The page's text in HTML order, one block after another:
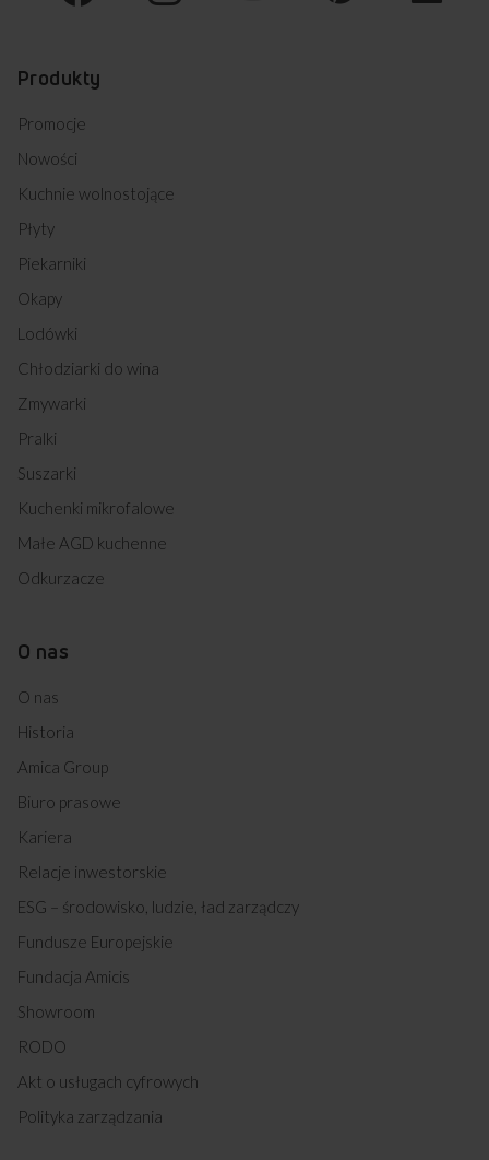
Produkty
Promocje
Nowości
Kuchnie wolnostojące
Płyty
Piekarniki
Okapy
Lodówki
Chłodziarki do wina
Zmywarki
Pralki
Suszarki
Kuchenki mikrofalowe
Małe AGD kuchenne
Odkurzacze
O nas
O nas
Historia
Amica Group
Biuro prasowe
Kariera
Relacje inwestorskie
ESG – środowisko, ludzie, ład zarządczy
Fundusze Europejskie
Fundacja Amicis
Showroom
RODO
Akt o usługach cyfrowych
Polityka zarządzania